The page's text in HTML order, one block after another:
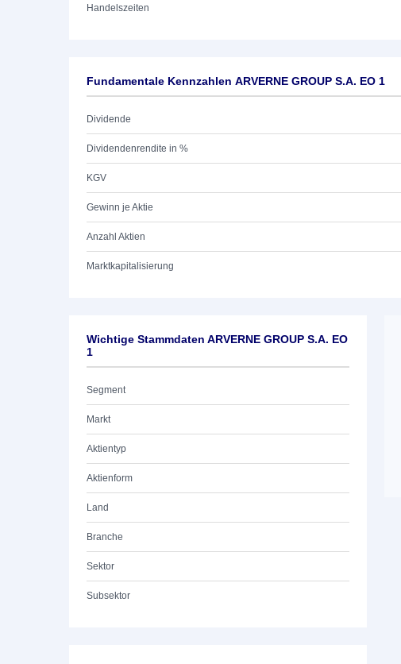
Handelszeiten
Fundamentale Kennzahlen ARVERNE GROUP S.A. EO 1
Dividende
Dividendenrendite in %
KGV
Gewinn je Aktie
Anzahl Aktien
Marktkapitalisierung
Wichtige Stammdaten ARVERNE GROUP S.A. EO
1
Segment
Markt
Aktientyp
Aktienform
Land
Branche
Sektor
Subsektor